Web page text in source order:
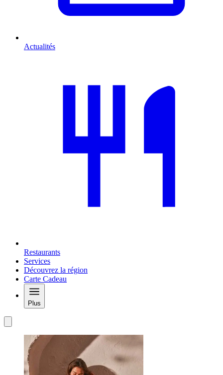
Actualités
Restaurants
Services
Découvrez la région
Carte Cadeau
Plus